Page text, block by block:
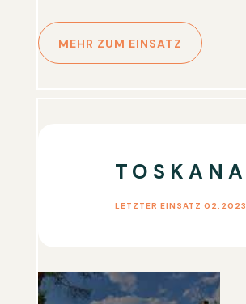
MEHR ZUM EINSATZ
TOSKANA
LETZTER EINSATZ 02.2023